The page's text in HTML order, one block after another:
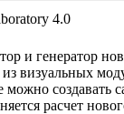
4.0
и генератор
из визуальных
создавать
расчет